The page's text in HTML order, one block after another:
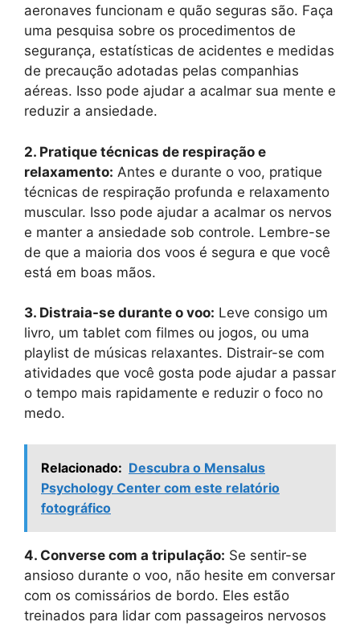
aeronaves funcionam e quão seguras são. Faça
uma pesquisa sobre os procedimentos de
segurança, estatísticas de acidentes e medidas
de precaução adotadas pelas companhias
aéreas. Isso pode ajudar a acalmar sua mente e
reduzir a ansiedade.
2. Pratique técnicas de respiração e
relaxamento: Antes e durante o voo, pratique
técnicas de respiração profunda e relaxamento
muscular. Isso pode ajudar a acalmar os nervos
e manter a ansiedade sob controle. Lembre-se
de que a maioria dos voos é segura e que você
está em boas mãos.
3. Distraia-se durante o voo: Leve consigo um
livro, um tablet com filmes ou jogos, ou uma
playlist de músicas relaxantes. Distrair-se com
atividades que você gosta pode ajudar a passar
o tempo mais rapidamente e reduzir o foco no
medo.
Relacionado: Descubra o Mensalus
Psychology Center com este relatório
fotográfico
4. Converse com a tripulação: Se sentir-se
ansioso durante o voo, não hesite em conversar
com os comissários de bordo. Eles estão
treinados para lidar com passageiros nervosos